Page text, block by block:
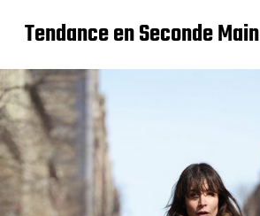
Tendance en Seconde Main